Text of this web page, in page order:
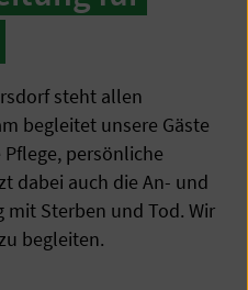
steht allen
begleitet unsere Gäste
persönliche
dabei auch die An- und
mit Sterben und Tod. Wir
begleiten.